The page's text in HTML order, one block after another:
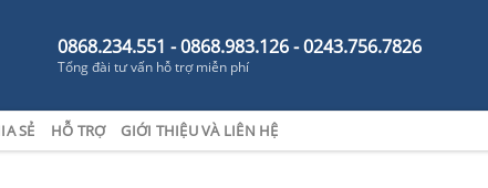
0868.234.551 - 0868.983.126 - 0243.756.7826
Tổng đài tư vấn hỗ trợ miễn phí
SẺ HỖ TRỢ GIỚI THIỆU VÀ LIÊN HỆ